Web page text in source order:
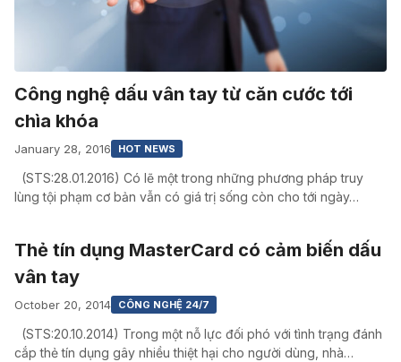
Công nghệ dấu vân tay từ căn cước tới
chìa khóa
January 28, 2016 HOT NEWS
(STS:28.01.2016) Có lẽ một trong những phương pháp truy
lùng tội phạm cơ bản vẫn có giá trị sống còn cho tới ngày…
Thẻ tín dụng MasterCard có cảm biến dấu
vân tay
October 20, 2014 CÔNG NGHỆ 24/7
(STS:20.10.2014) Trong một nỗ lực đối phó với tình trạng đánh
cắp thẻ tín dụng gây nhiều thiệt hại cho người dùng, nhà…